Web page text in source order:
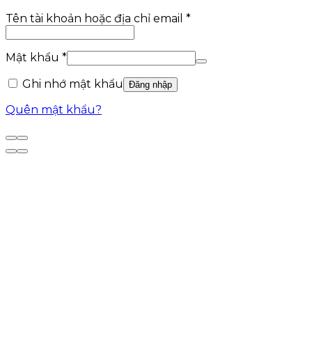
Tên tài khoản hoặc địa chỉ email *Bắt
Mật khẩu *Bắt
Ghi nhớ mật khẩu
Đăng nhập
Quên mật khẩu?